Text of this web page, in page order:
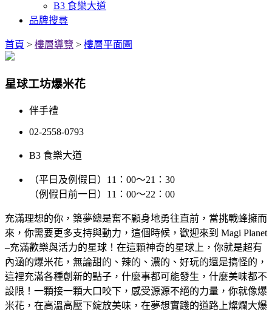
B3 食樂大道
品牌搜尋
首頁 > 樓層導覽 > 樓層平面圖
星球工坊爆米花
伴手禮
02-2558-0793
B3 食樂大道
（平日及例假日）11：00～21：30
（例假日前一日）11：00～22：00
充滿理想的你，築夢總是奮不顧身地勇往直前，當挑戰蜂擁而
來，你需要更多支持與動力，這個時候，歡迎來到 Magi Planet
–充滿歡樂與活力的星球！在這顆神奇的星球上，你就是超有
內涵的爆米花，無論甜的、辣的、濃的、好玩的還是搞怪的，
這裡充滿各種創新的點子，什麼事都可能發生，什麼美味都不
設限！一顆接一顆大口咬下，感受源源不絕的力量，你就像爆
米花，在高溫高壓下綻放美味，在夢想實踐的道路上燦爛大爆